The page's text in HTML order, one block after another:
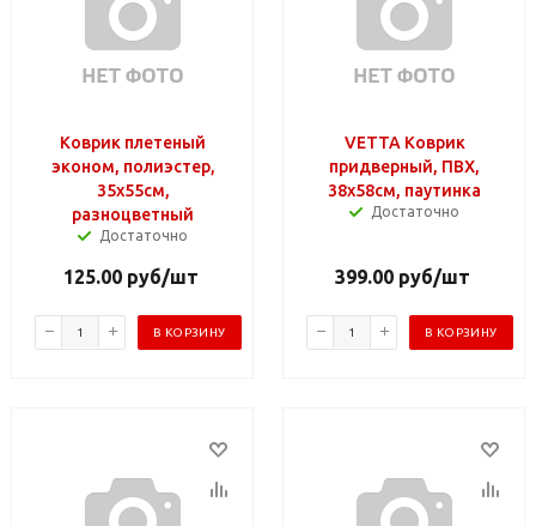
Коврик плетеный
эконом, полиэстер,
35х55см,
разноцветный
Достаточно
125.00руб/шт
В КОРЗИНУ
VETTA Коврик
придверный, ПВХ,
38x58см, паутинка
Достаточно
399.00руб/шт
В КОРЗИНУ